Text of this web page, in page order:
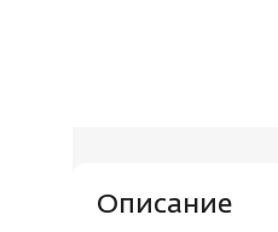
Описание